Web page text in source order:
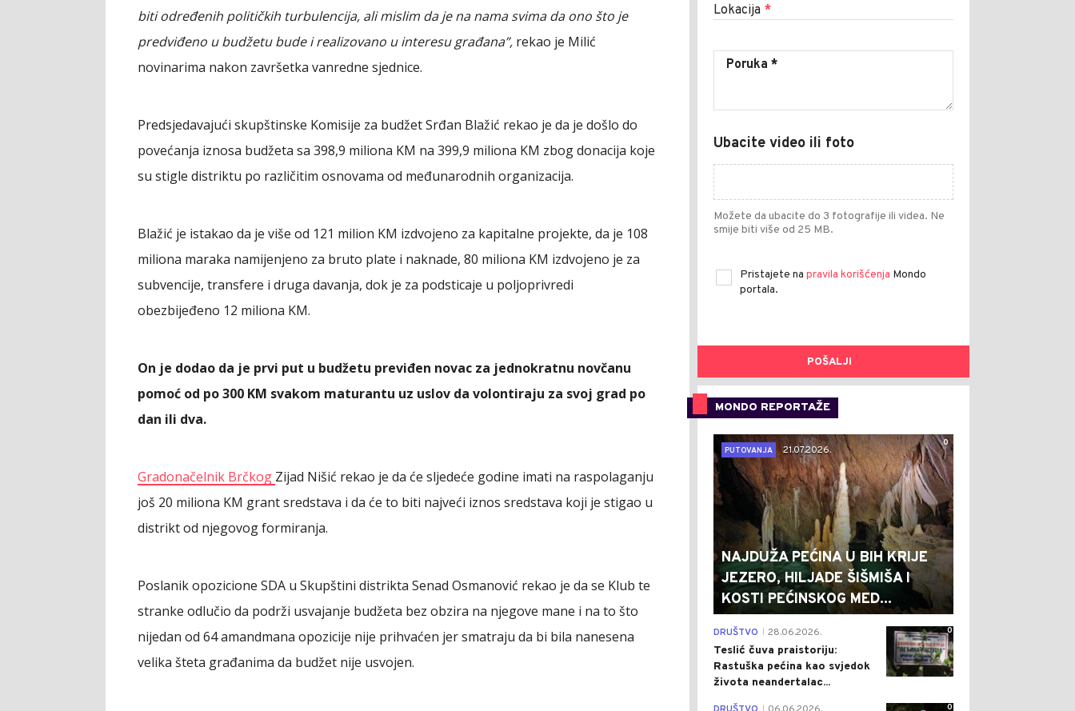
biti određenih političkih turbulencija, ali mislim da je na nama svima da ono što je
predviđeno u budžetu bude i realizovano u interesu građana”, rekao je Milić
novinarima nakon završetka vanredne sjednice.
Predsjedavajući skupštinske Komisije za budžet Srđan Blažić rekao je da je došlo do
povećanja iznosa budžeta sa 398,9 miliona KM na 399,9 miliona KM zbog donacija koje
su stigle distriktu po različitim osnovama od međunarodnih organizacija.
Blažić je istakao da je više od 121 milion KM izdvojeno za kapitalne projekte, da je 108
miliona maraka namijenjeno za bruto plate i naknade, 80 miliona KM izdvojeno je za
subvencije, transfere i druga davanja, dok je za podsticaje u poljoprivredi
obezbijeđeno 12 miliona KM.
On je dodao da je prvi put u budžetu previđen novac za jednokratnu novčanu
pomoć od po 300 KM svakom maturantu uz uslov da volontiraju za svoj grad po
dan ili dva.
Gradonačelnik Brčkog Zijad Nišić rekao je da će sljedeće godine imati na raspolaganju
još 20 miliona KM grant sredstava i da će to biti najveći iznos sredstava koji je stigao u
distrikt od njegovog formiranja.
Poslanik opozicione SDA u Skupštini distrikta Senad Osmanović rekao je da se Klub te
stranke odlučio da podrži usvajanje budžeta bez obzira na njegove mane i na to što
nijedan od 64 amandmana opozicije nije prihvaćen jer smatraju da bi bila nanesena
velika šteta građanima da budžet nije usvojen.
Lokacija *
Ubacite video ili foto
Možete da ubacite do 3 fotografije ili videa. Ne
smije biti više od 25 MB.
Pristajete na pravila korišćenja Mondo
portala.
POŠALJI
MONDO REPORTAŽE
0
PUTOVANJA
21.07.2026.
NAJDUŽA PEĆINA U BIH KRIJE
JEZERO, HILJADE ŠIŠMIŠA I
KOSTI PEĆINSKOG MED...
0
DRUŠTVO 28.06.2026.
Teslić čuva praistoriju:
Rastuška pećina kao svjedok
života neandertalac...
0